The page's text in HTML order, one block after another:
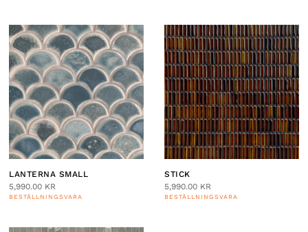
LANTERNA SMALL
5,990.00 KR
BESTÄLLNINGSVARA
STICK
5,990.00 KR
BESTÄLLNINGSVARA